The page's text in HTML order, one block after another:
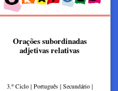
Orações subordinadas
adjetivas relativas
3.º Ciclo | Português | Secundário |